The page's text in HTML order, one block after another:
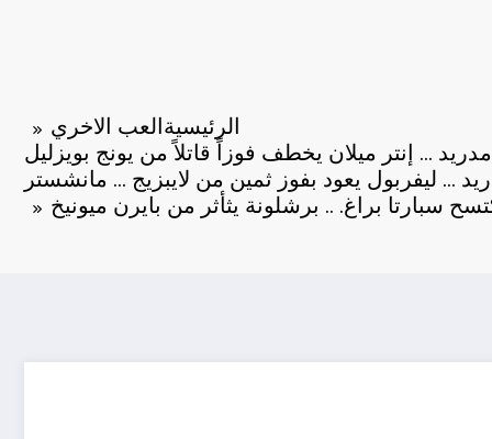
الرئيسيةالعب الاخري
… إنتر ميلان يخطف فوزاً قاتلاً من يونج بويزليل
… ليفربول يعود بفوز ثمين من لايبزيج … مانشستر
سبارتا براغ. .. برشلونة يثأثر من بايرن ميونيخ